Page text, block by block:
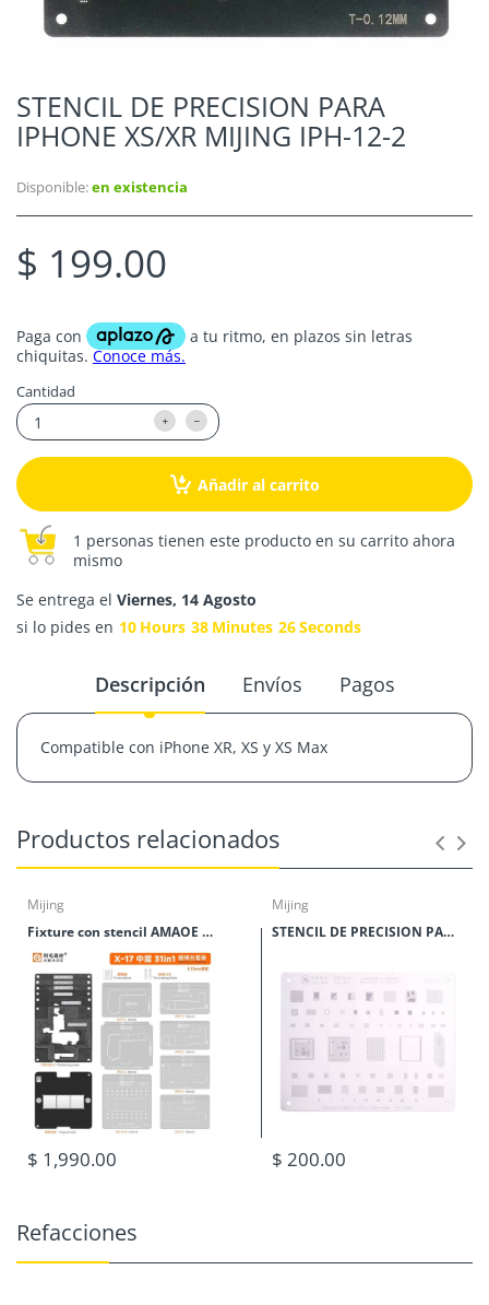
STENCIL DE PRECISION PARA
IPHONE XS/XR MIJING IPH-12-2
Disponible:en existencia
$ 199.00
Cantidad
Añadir al carrito
1 personas tienen este producto en su carrito ahora
mismo
Se entrega el Viernes, 14 Agosto
si lo pides en 10 Hours 38 Minutes 26Seconds
Descripción Envíos Pagos
Compatible con iPhone XR, XS y XS Max
Productos relacionados
Mijing
Fixture con stencil AMAOE 31 en 1 Series X al 17 PM
$ 1,990.00
Mijing
STENCIL DE PRECISION PARA IPHONE 12 MIJING IPH-15
$ 200.00
Refacciones